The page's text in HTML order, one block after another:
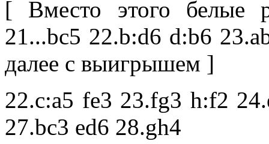
[ Вместо этого белые
21...bc5 22.b:d6 d:b6
далее с выигрышем ]
22.c:a5 fe3 23.fg3 h:f2
27.bc3 ed6 28.gh4